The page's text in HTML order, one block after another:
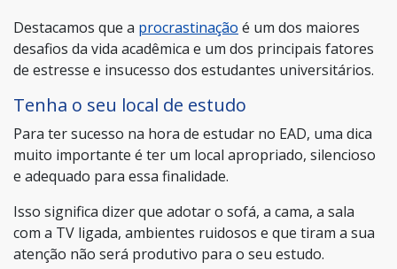
Destacamos que a procrastinação é um dos maiores
desafios da vida acadêmica e um dos principais fatores
de estresse e insucesso dos estudantes universitários.
Tenha o seu local de estudo
Para ter sucesso na hora de estudar no EAD, uma dica
muito importante é ter um local apropriado, silencioso
e adequado para essa finalidade.
Isso significa dizer que adotar o sofá, a cama, a sala
com a TV ligada, ambientes ruidosos e que tiram a sua
atenção não será produtivo para o seu estudo.